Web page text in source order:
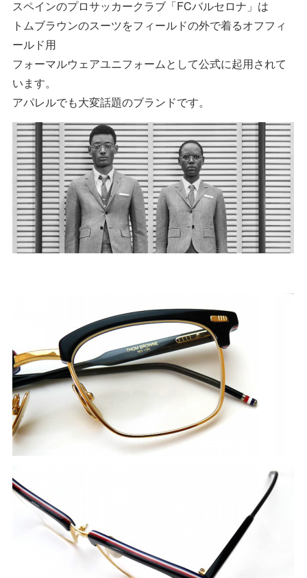
スペインのプロサッカークラブ「FCバルセロナ」は
トムブラウンのスーツをフィールドの外で着るオフフィ
ールド用
フォーマルウェアユニフォームとして公式に起用されて
います。
アパレルでも大変話題のブランドです。